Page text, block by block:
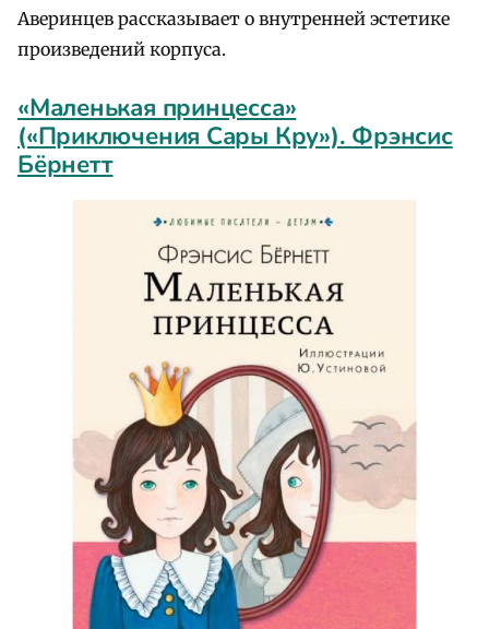
Аверинцев рассказывает о внутренней эстетике
произведений корпуса.
«Маленькая принцесса»
(«Приключения Сары Кру»). Фрэнсис
Бёрнетт